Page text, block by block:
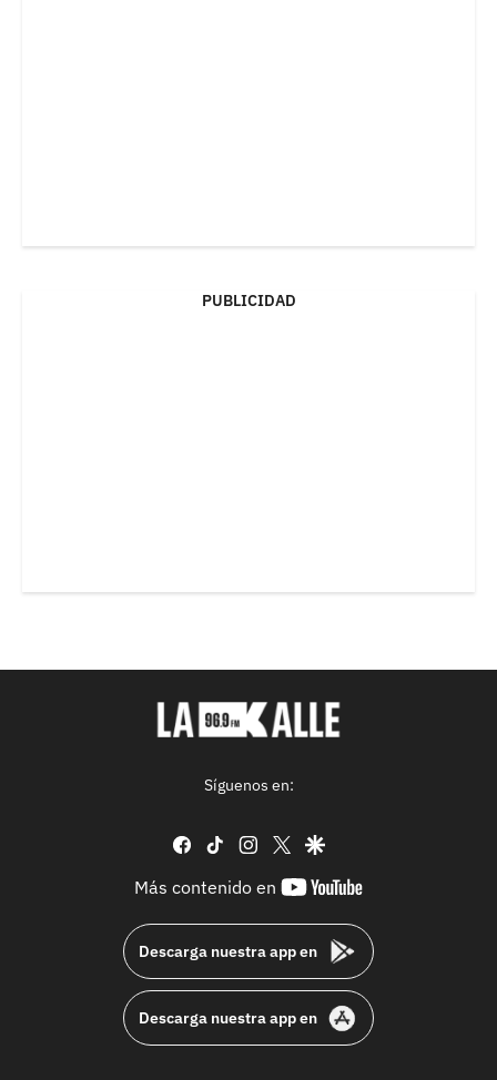
PUBLICIDAD
Síguenos en:
facebook
tiktok instagram
twittergoogle
Más contenido en
youtube-
Descarga nuestra app en
Descarga nuestra app en